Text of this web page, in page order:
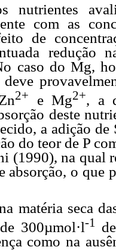
nutrientes
com as
de
redução
caso do Mg,
2+ e Mg2+, a
deste
a adição
do teor de P
(1990), na qual
absorção, o que
matéria seca
300µmol·l-1
como na